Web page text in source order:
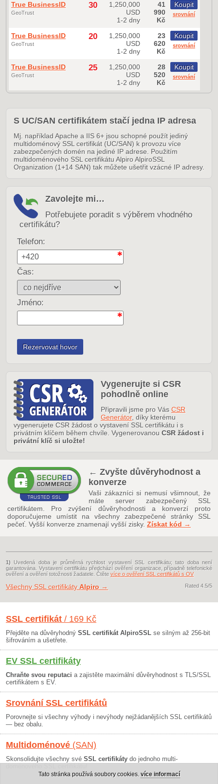
True BusinessID
GeoTrust
30
1,250,000
USD
1-2 dny
41
990
Kč
Koupit
srovnání
True BusinessID
GeoTrust
20
1,250,000
USD
1-2 dny
23
620
Kč
Koupit
srovnání
True BusinessID
GeoTrust
25
1,250,000
USD
1-2 dny
28
520
Kč
Koupit
srovnání
S UC/SAN certifikátem stačí jedna IP adresa
Mj. například Apache a IIS 6+ jsou schopné použít jediný
multidoménový SSL certifikát (UC/SAN) k provozu více
zabezpečených domén na jediné IP adrese. Použitím
multidoménového SSL certifikátu Alpiro AlpiroSSL
Organization (1+14 SAN) tak můžete ušetřit vzácné IP adresy.
Zavolejte mi…
Potřebujete poradit s výběrem vhodného
certifikátu?
Telefon:
Čas:
Jméno:
Vygenerujte si CSR
pohodlně online
Připravili jsme pro Vás CSR
Generátor, díky kterému
vygenerujete CSR žádost o vystavení SSL certifikátu i s
privátním klíčem během chvíle. Vygenerovanou CSR žádost i
privátní klíč si uložte!
← Zvyšte důvěryhodnost a
konverze
Vaši zákazníci si nemusí všimnout, že
máte server zabezpečený SSL
certifikátem. Pro zvýšení důvěryhodnosti a konverzí proto
doporučujeme umístit na všechny zabezpečené stránky SSL
pečeť. Vyšší konverze znamenají vyšší zisky. Získat kód →
1) Uvedená doba je průměrná rychlost vystavení SSL certifikátu; tato doba není
garantována. Vystavení certifikátu předchází ověření organizace, případně telefonické
ověření a ověření totožnosti žadatele. Čtěte více o ověření SSL certifikátů s OV
Rated 4.5/5
Všechny SSL certifikátyAlpiro →
SSL certifikát / 169 Kč
Přejděte na důvěryhodný SSL certifikát AlpiroSSL se silným až 256-bit
šifrováním a ušetřete.
EV SSL certifikáty
Chraňte svou reputaci a zajistěte maximální důvěryhodnost s TLS/SSL
certifikátem s EV.
Srovnání SSL certifikátů
Porovnejte si všechny výhody i nevýhody nejžádanějších SSL certifikátů
— bez obalu.
Multidoménové (SAN)
Skonsolidujte všechny své SSL certifikáty do jednoho multi-
Tato stránka používá soubory cookies. více informací